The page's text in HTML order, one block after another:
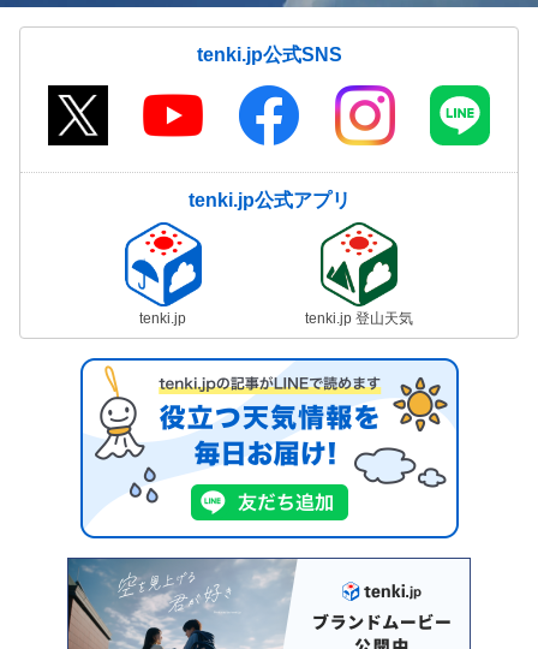
tenki.jp公式SNS
tenki.jp公式アプリ
tenki.jp tenki.jp 登山天気